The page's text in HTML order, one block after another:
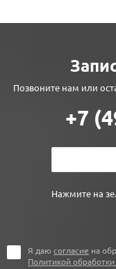
Позвоните нам или
+7
Нажмите на
Я даю согласие на
Политикой